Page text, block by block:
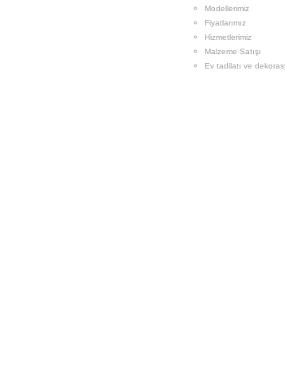
Modellerimiz
Fiyatlarımız
Hizmetlerimiz
Malzeme Satışı
Ev tadilatı ve